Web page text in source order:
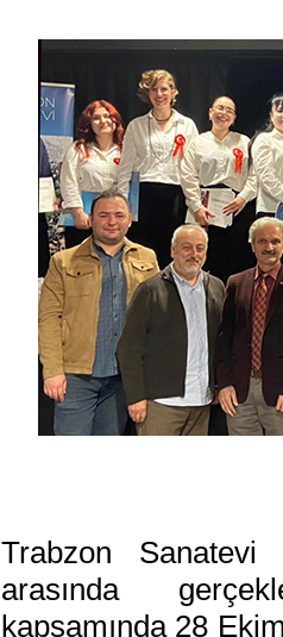
Trabzon
arasında
kapsamında 28